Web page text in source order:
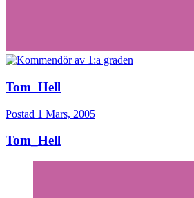
Tom_Hell
Postad 1 Mars, 2005
Tom_Hell